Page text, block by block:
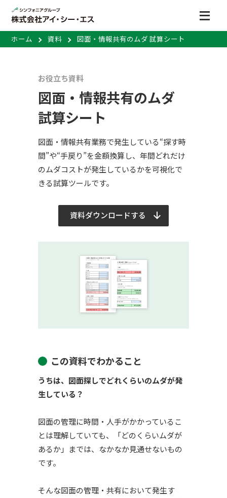
ホーム 資料 図面・情報共有のムダ 試算シート
お役立ち資料
図面・情報共有のムダ
試算シート
図面・情報共有業務で発生している“探す時
間”や“手戻り”を金額換算し、年間どれだけ
のムダコストが発生しているかを可視化で
きる試算ツールです。
資料ダウンロードする
この資料でわかること
うちは、図面探しでどれくらいのムダが発
生している？
図面の管理に時間・人手がかかっているこ
とは理解していても、「どのくらいムダが
あるか」までは、なかなか見通せないもの
です。
そんな図面の管理・共有において発生す